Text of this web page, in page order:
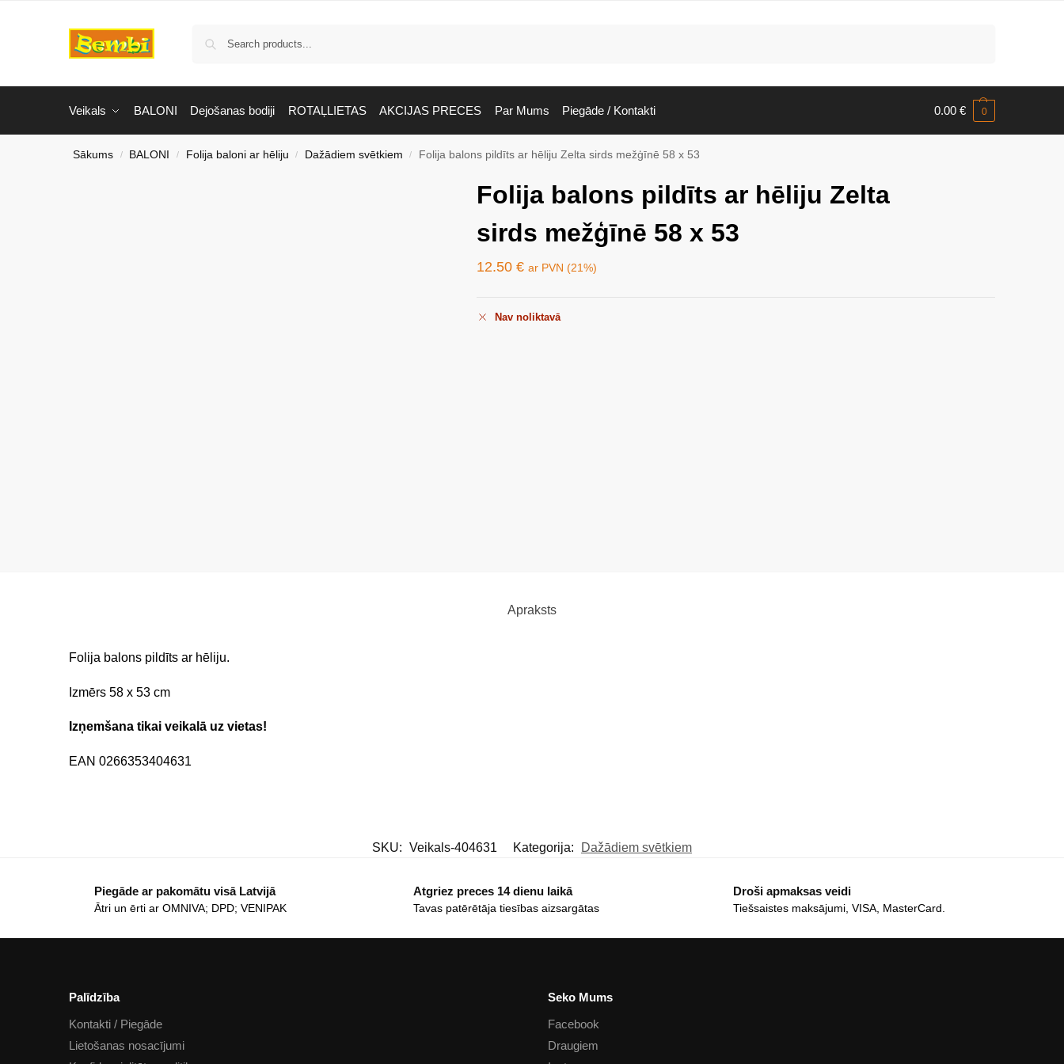
Veikals BALONI Dejošanas bodiji ROTAĻLIETAS AKCIJAS PRECES Par Mums Piegāde / Kontakti 0.00 € 0
Sākums / BALONI / Folija baloni ar hēliju / Dažādiem svētkiem / Folija balons pildīts ar hēliju Zelta sirds mežģīnē 58 x 53
Folija balons pildīts ar hēliju Zelta
sirds mežģīnē 58 x 53
12.50 € ar PVN (21%)
Nav noliktavā
Apraksts
Folija balons pildīts ar hēliju.
Izmērs 58 x 53 cm
Izņemšana tikai veikalā uz vietas!
EAN 0266353404631
SKU: Veikals-404631 Kategorija: Dažādiem svētkiem
Piegāde ar pakomātu visā Latvijā
Ātri un ērti ar OMNIVA; DPD; VENIPAK
Atgriez preces 14 dienu laikā
Tavas patērētāja tiesības aizsargātas
Droši apmaksas veidi
Tiešsaistes maksājumi, VISA, MasterCard.
Palīdzība
Kontakti / Piegāde
Lietošanas nosacījumi
Seko Mums
Facebook
Draugiem